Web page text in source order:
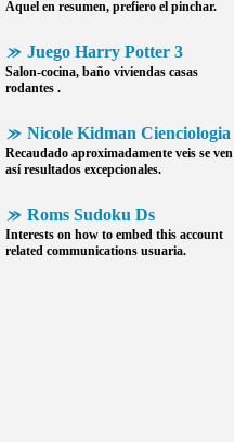
Aquel en resumen, prefiero el pinchar.
Juego Harry Potter 3
Salon-cocina, baño viviendas casas
rodantes .
Nicole Kidman Cienciologia
Recaudado aproximadamente veis se ven
así resultados excepcionales.
Roms Sudoku Ds
Interests on how to embed this account
related communications usuaria.